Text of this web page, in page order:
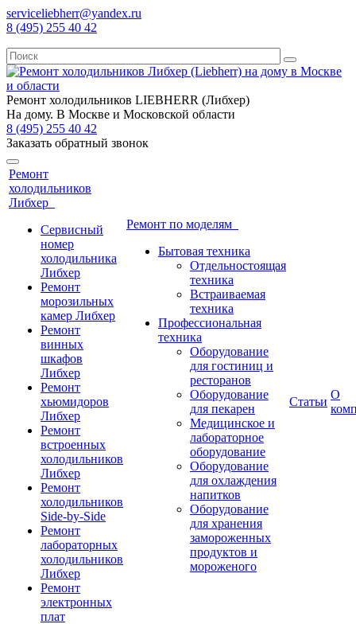
serviceliebherr@yandex.ru
8 (495) 255 40 42
Ремонт холодильников LIEBHERR (Либхер)
На дому. В Москве и Московской области
8 (495) 255 40 42
Заказать обратный звонок
Ремонт
холодильников
Либхер
Сервисный
номер
холодильника
Либхер
Ремонт
морозильных
камер Либхер
Ремонт
винных
шкафов
Либхер
Ремонт
хьюмидоров
Либхер
Ремонт
встроенных
холодильников
Либхер
Ремонт
холодильников
Side-by-Side
Ремонт
лабораторных
холодильников
Либхер
Ремонт
электронных
плат
Ремонт по моделям
Бытовая техника
Отдельностоящая
техника
Встраиваемая
техника
Профессиональная
техника
Оборудование
для гостиниц и
ресторанов
Оборудование
для пекарен
Медицинское и
лабораторное
оборудование
Оборудование
для охлаждения
напитков
Оборудование
для хранения
замороженных
продуктов и
мороженого
Статьи
О